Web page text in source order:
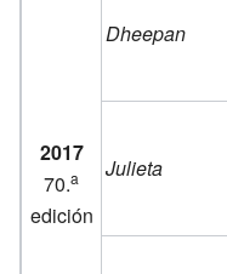
2017
70.a
edición
Dheepan
Julieta